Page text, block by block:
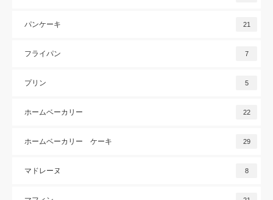
パンケーキ 21
フライパン 7
プリン 5
ホームベーカリー 22
ホームベーカリー ケーキ 29
マドレーヌ 8